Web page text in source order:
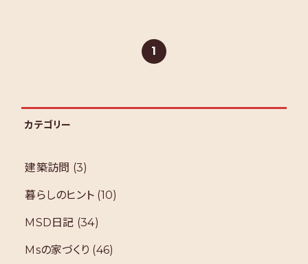
1
カテゴリー
建築訪問 (3)
暮らしのヒント (10)
MSD日記 (34)
Msの家づくり (46)